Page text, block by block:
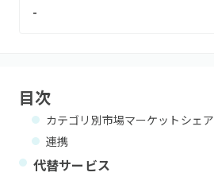
-
目次
カテゴリ別市場マーケットシェア
連携
代替サービス